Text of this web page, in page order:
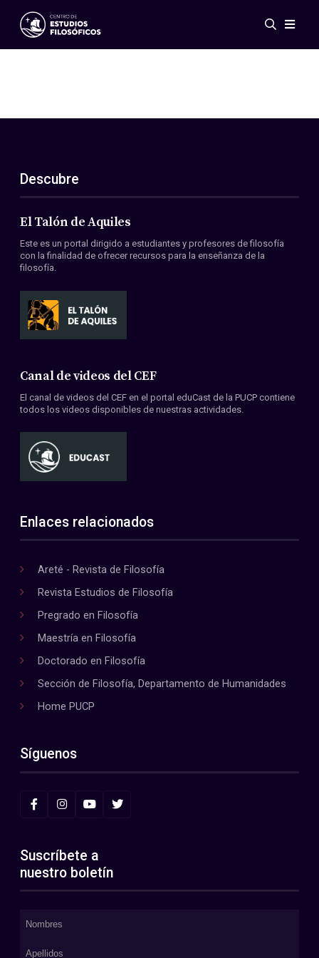
Eventos
ES
EN
Acerca de nosotros
Miembros
Convenios
Descubre
El Talón de Aquiles
Este es un portal dirigido a estudiantes y profesores de filosofía
con la finalidad de ofrecer recursos para la enseñanza de la
filosofía.
Canal de videos del CEF
El canal de videos del CEF en el portal eduCast de la PUCP contiene
todos los videos disponibles de nuestras actividades.
Enlaces relacionados
Areté - Revista de Filosofía
Revista Estudios de Filosofía
Pregrado en Filosofía
Maestría en Filosofía
Doctorado en Filosofía
Sección de Filosofía, Departamento de Humanidades
Home PUCP
Síguenos
Suscríbete a
nuestro boletín